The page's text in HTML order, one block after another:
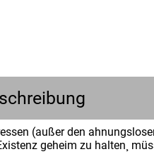
(außer den
geheim zu halten¸